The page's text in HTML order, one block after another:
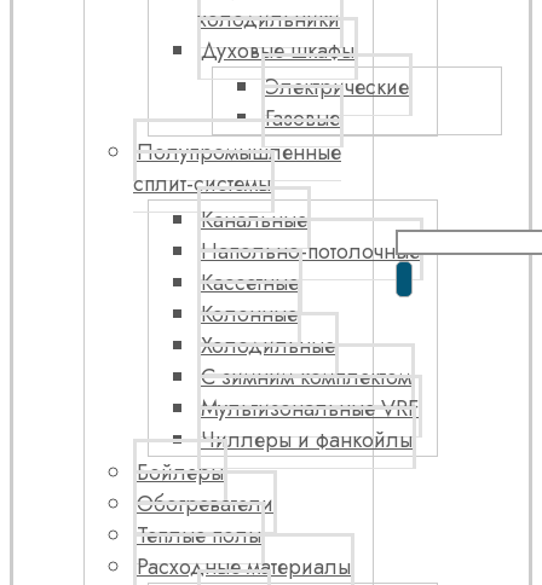
холодильники
Духовые шкафы
Электрические
Газовые
Полупромышленные
сплит-системы
Канальные
Напольно-потолочные
Кассетные
Колонные
Холодильные
С зимним комплектом
Мультизональные VRF
Чиллеры и фанкойлы
Бойлеры
Обогреватели
Теплые полы
Расходные материалы